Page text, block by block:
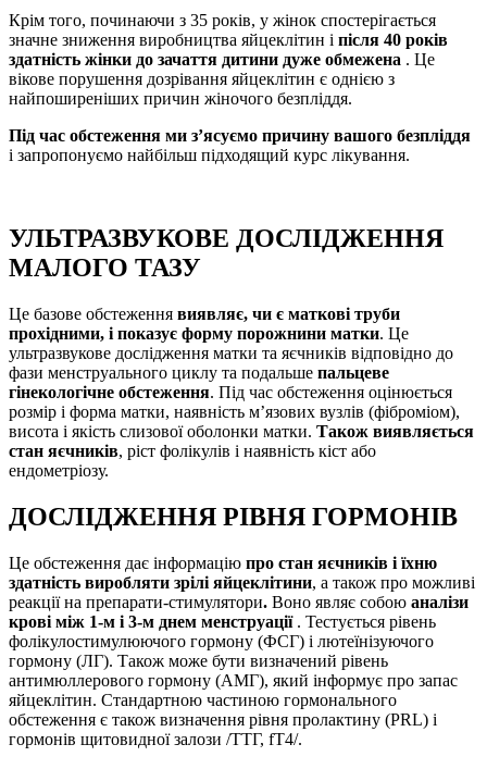
Крім того, починаючи з 35 років, у жінок спостерігається
значне зниження виробництва яйцеклітин і після 40 років
здатність жінки до зачаття дитини дуже обмежена . Це
вікове порушення дозрівання яйцеклітин є однією з
найпоширеніших причин жіночого безпліддя.
Під час обстеження ми з’ясуємо причину вашого безпліддя
і запропонуємо найбільш підходящий курс лікування.
УЛЬТРАЗВУКОВЕ ДОСЛІДЖЕННЯ
МАЛОГО ТАЗУ
Це базове обстеження виявляє, чи є маткові труби
прохідними, і показує форму порожнини матки. Це
ультразвукове дослідження матки та яєчників відповідно до
фази менструального циклу та подальше пальцеве
гінекологічне обстеження. Під час обстеження оцінюється
розмір і форма матки, наявність м’язових вузлів (фіброміом),
висота і якість слизової оболонки матки. Також виявляється
стан яєчників, ріст фолікулів і наявність кіст або
ендометріозу.
ДОСЛІДЖЕННЯ РІВНЯ ГОРМОНІВ
Це обстеження дає інформацію про стан яєчників і їхню
здатність виробляти зрілі яйцеклітини, а також про можливі
реакції на препарати-стимулятори. Воно являє собою аналізи
крові між 1-м і 3-м днем менструації . Тестується рівень
фолікулостимулюючого гормону (ФСГ) і лютеїнізуючого
гормону (ЛГ). Також може бути визначений рівень
антимюллерового гормону (АМГ), який інформує про запас
яйцеклітин. Стандартною частиною гормонального
обстеження є також визначення рівня пролактину (PRL) і
гормонів щитовидної залози /ТТГ, fT4/.